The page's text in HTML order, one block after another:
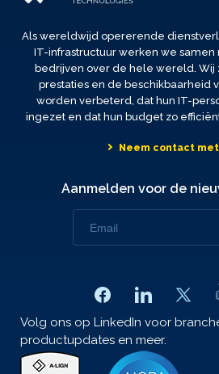
Als wereldwijd opererende
IT-infrastructuur werken we samen
bedrijven over de hele wereld. Wij
prestaties en de beschikbaarheid
worden verbeterd, dat hun IT-
ingezet en dat hun budget zo
Neem contact met
Aanmelden voor de
Volg ons op LinkedIn voor
productupdates en meer.